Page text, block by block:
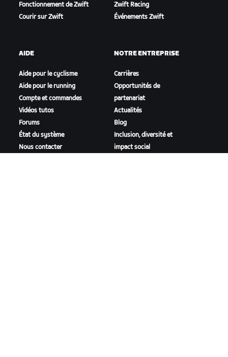
Fonctionnement de Zwift
Courir sur Zwift
Zwift Racing
Événements Zwift
AIDE
Aide pour le cyclisme
Aide pour le running
Compte et commandes
Vidéos tutos
Forums
État du système
Nous contacter
NOTRE ENTREPRISE
Carrières
Opportunités de
partenariat
Actualités
Blog
Inclusion, diversité et
impact social